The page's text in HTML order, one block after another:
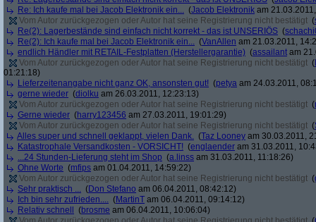
Re: Ich kaufe mal bei Jacob Elektronik ein... (Jacob Elektronik am
Vom Autor zurückgezogen oder Autor hat seine Registrierung nicht bestätigt (
Re(2): Lagerbestände sind einfach nicht korrekt - das ist UNSERIÖS (
Re(2): Ich kaufe mal bei Jacob Elektronik ein... (VanAllen am 21.03.2011,
endlich Händler mit RETAIL-Festplatten (Herstellergarantie) (assailant am
Vom Autor zurückgezogen oder Autor hat seine Registrierung nicht bestätigt (
01:21:18)
Lieferzeitenangabe nicht ganz OK, ansonsten gut! (petya am 24.03.2011,
gerne wieder (diolku am 26.03.2011, 12:23:13)
Vom Autor zurückgezogen oder Autor hat seine Registrierung nicht bestätigt (
Gerne wieder (harry123456 am 27.03.2011, 19:01:29)
Vom Autor zurückgezogen oder Autor hat seine Registrierung nicht bestätigt (
Alles super und schnell geklappt, vielen Dank. (Taz Looney am 30.03.2011,
Katastrophale Versandkosten - VORSICHT! (englaender am 31.03.2011,
...24 Stunden-Lieferung steht im Shop (a.linss am 31.03.2011, 11:18:26)
Ohne Worte (mfips am 01.04.2011, 14:59:22)
Vom Autor zurückgezogen oder Autor hat seine Registrierung nicht bestätigt (
Sehr praktisch ... (Don Stefano am 06.04.2011, 08:42:12)
Ich bin sehr zufrieden.... (MartinT am 06.04.2011, 09:14:12)
Relativ schnell
(brosme am 06.04.2011, 10:06:04)